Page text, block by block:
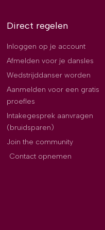
Direct regelen
Inloggen op je account
Afmelden voor je dansles
Wedstrijddanser worden
Aanmelden voor een gratis
proefles
Intakegesprek aanvragen
(bruidsparen)
Join the community
Contact opnemen